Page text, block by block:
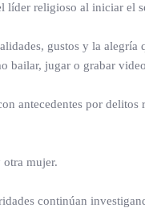
líder religioso al iniciar el
gustos y la alegría
bailar, jugar o grabar
antecedentes por delitos
mujer.
continúan